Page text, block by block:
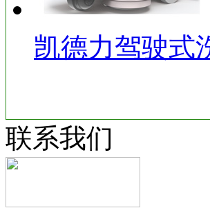
凯德力驾驶式
联系我们